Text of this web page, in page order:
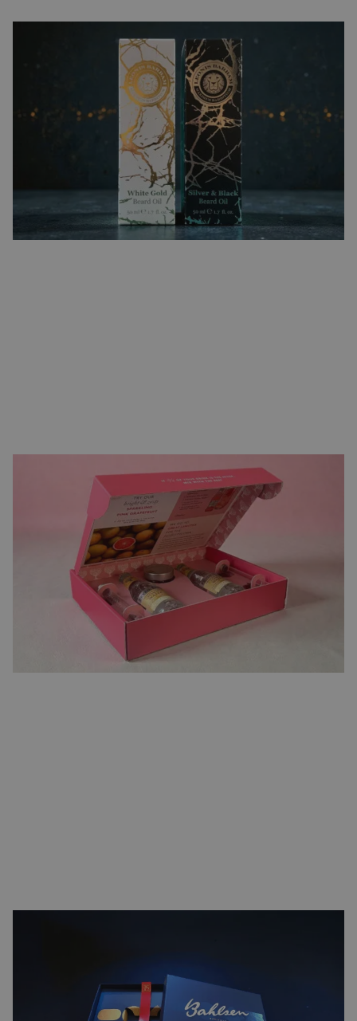
Licht, strak en uitstekend te bedrukken. Het meest
gebruikte materiaal voor retailproducten als cosmetica,
food, accessoires en supplementen. Ideaal als uitstraling
en merkbeleving belangrijk zijn.
MEER OVER VOUWKARTONNEN DOOSJES
Golfkarton
Stevig en schokbestendig dankzij de gegolfde
tussenlaag. De standaardkeuze voor
verzendverpakkingen en e-commerce dozen. Ook goed
te bedrukken voor een sterke merkbeleving bij de
ontvanger.
MEER OVER GOLFKARTONNEN DOZEN
meerdere geperste lagen en geeft een premium gevoel.
Wordt gebruikt voor geschenkdozen, sieradendozen,